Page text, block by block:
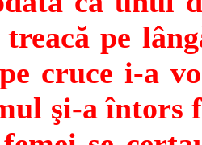
pe
cruce i-a
şi-a întors